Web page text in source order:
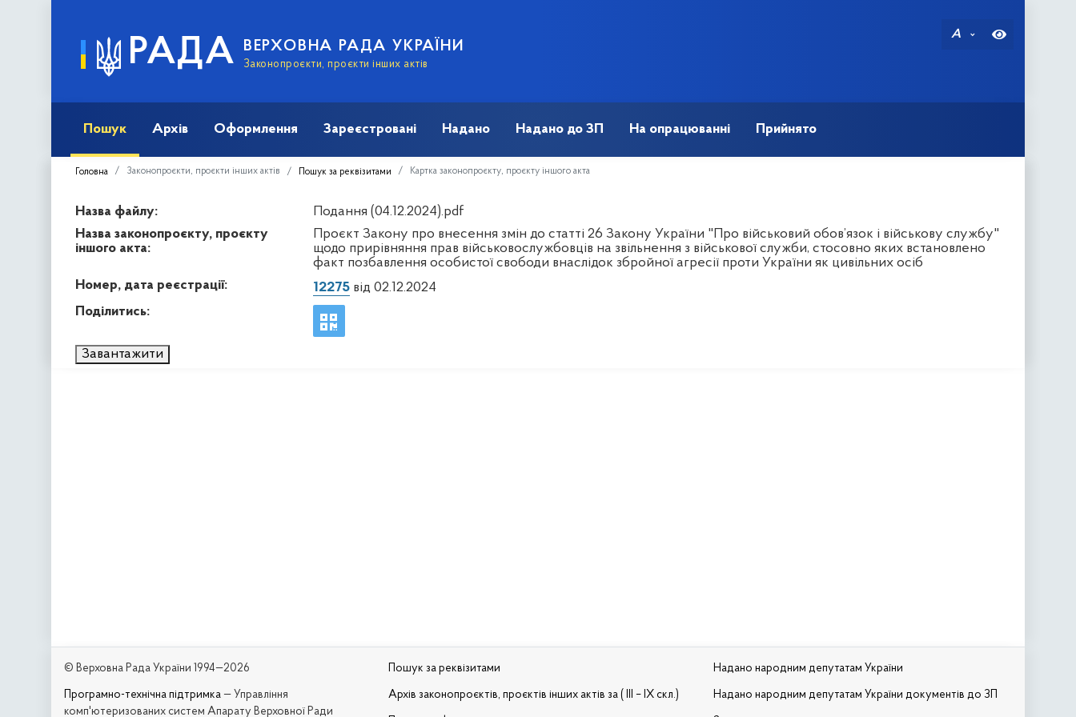
РАДА ВЕРХОВНА РАДА УКРАЇНИ
Законопроєкти, проєкти інших актів
A
Пошук Архів Оформлення Зареєстровані Надано Надано до ЗП На опрацюванні Прийнято
Головна Законопроєкти, проєкти інших актів Пошук за реквізитами Картка законопроєкту, проєкту іншого акта
Назва файлу:
Подання (04.12.2024).pdf
Назва законопроєкту, проєкту
іншого акта:
Проєкт Закону про внесення змін до статті 26 Закону України "Про військовий обов’язок і військову службу"
щодо прирівняння прав військовослужбовців на звільнення з військової служби, стосовно яких встановлено
факт позбавлення особистої свободи внаслідок збройної агресії проти України як цивільних осіб
Номер, дата реєстрації:
12275від 02.12.2024
Поділитись:
Завантажити
© Верховна Рада України 1994—2026
Програмно-технічна підтримка — Управління
комп'ютеризованих систем Апарату Верховної Ради
Пошук за реквізитами
Архів законопроєктів, проєктів інших актів за ( III – IX скл.)
Надано народним депутатам України
Надано народним депутатам України документів до ЗП